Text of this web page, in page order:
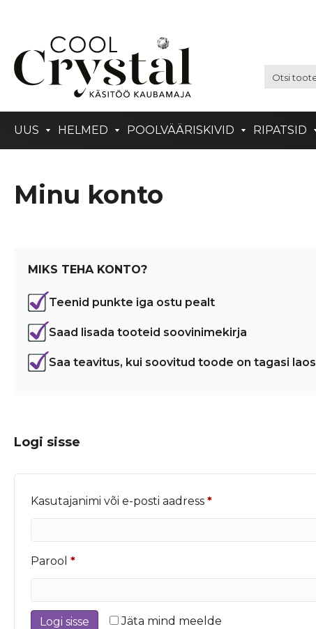
UUS HELMED POOLVÄÄRISKIVID RIPATSID
Minu konto
MIKS TEHA KONTO?
Teenid punkte iga ostu pealt
Saad lisada tooteid soovinimekirja
Saa teavitus, kui soovitud toode on tagasi laos
Logi sisse
Kasutajanimi või e-posti aadress *Nõutud
Parool *Nõutud
Jäta mind meelde
Logi sisse